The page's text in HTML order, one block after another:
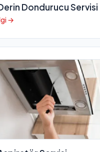
Dondurucu Servisi
→